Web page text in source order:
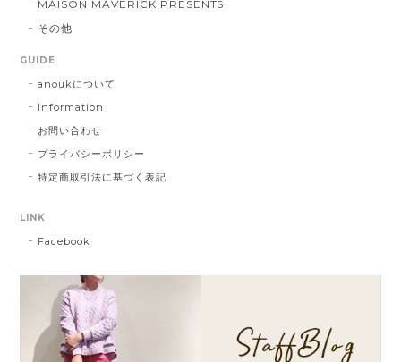
MAISON MAVERICK PRESENTS
その他
GUIDE
anoukについて
Information
お問い合わせ
プライバシーポリシー
特定商取引法に基づく表記
LINK
Facebook